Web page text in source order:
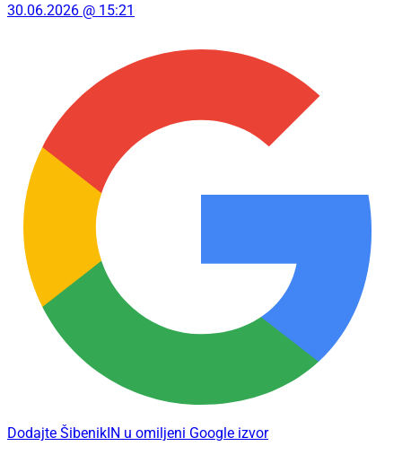
30.06.2026 @ 15:21
Dodajte ŠibenikIN u omiljeni Google izvor